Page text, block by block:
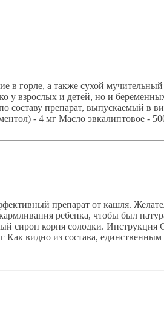
горле, а также сухой
взрослых и детей, но и
препарат, выпускаемый в
- 4 мг Масло эвкалиптовое -
препарат от кашля.
ребенка, чтобы был
сироп корня солодки. Инструкция
видно из состава,